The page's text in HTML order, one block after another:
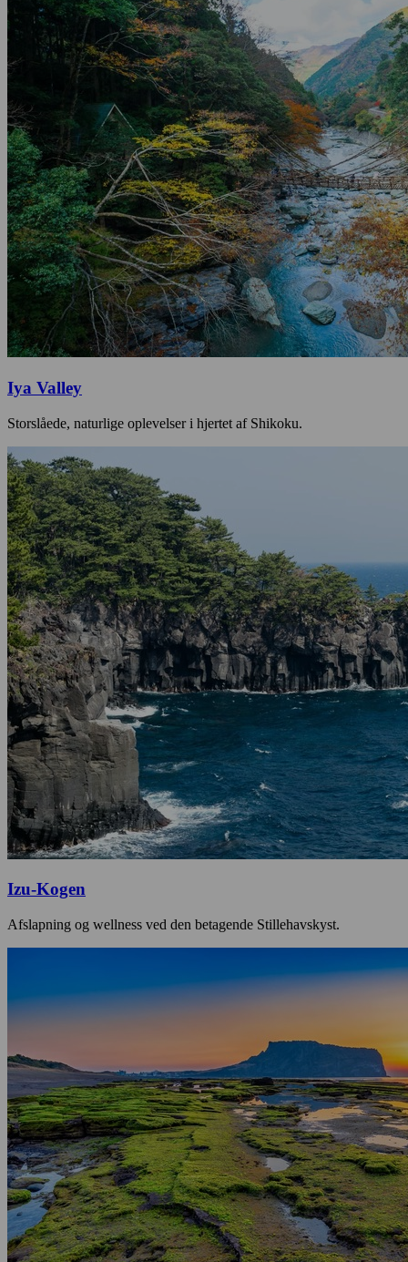
Iya Valley
Storslåede, naturlige oplevelser i hjertet af Shikoku.
Izu-Kogen
Afslapning og wellness ved den betagende Stillehavskyst.